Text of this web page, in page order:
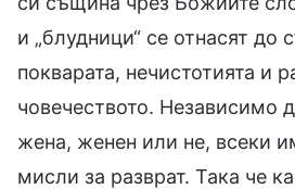
и „блудници“ се отнасят до
покварата, нечистотията и
човечеството. Независимо
жена, женен или не, всеки
мисли за разврат. Така че